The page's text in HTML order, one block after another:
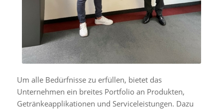
Um alle Bedürfnisse zu erfüllen, bietet das
Unternehmen ein breites Portfolio an Produkten,
Getränkeapplikationen und Serviceleistungen. Dazu